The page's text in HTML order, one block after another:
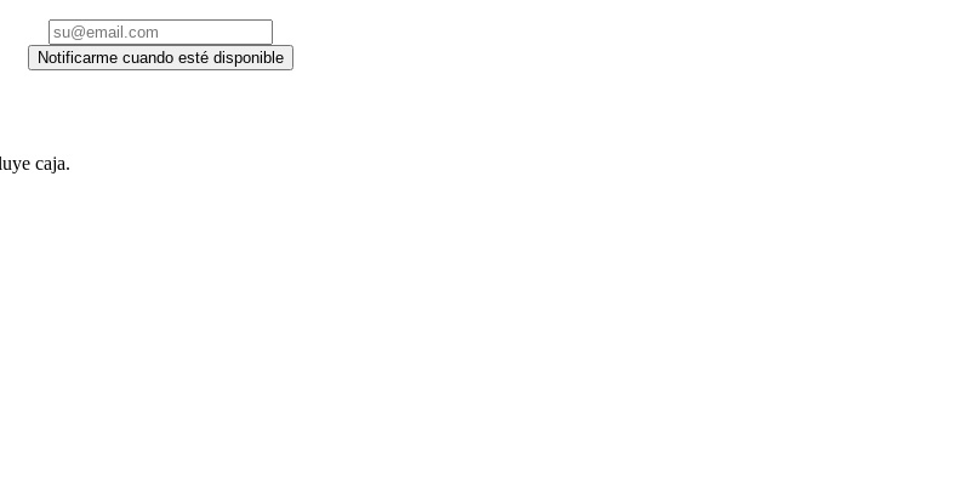
Notificarme cuando esté disponible
caja.